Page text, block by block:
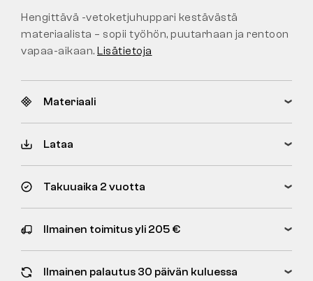
Hengittävä -vetoketjuhuppari kestävästä
materiaalista – sopii työhön, puutarhaan ja rentoon
vapaa-aikaan. Lisätietoja
Materiaali
Lataa
Takuuaika 2 vuotta
Ilmainen toimitus yli 205 €
Ilmainen palautus 30 päivän kuluessa